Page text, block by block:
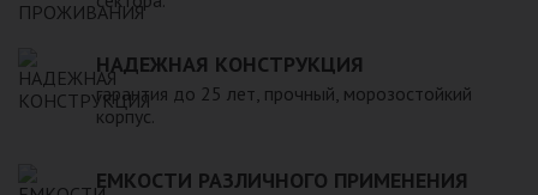
НАДЕЖНАЯ КОНСТРУКЦИЯ
гарантия до 25 лет, прочный, морозостойкий
корпус.
ЕМКОСТИ РАЗЛИЧНОГО ПРИМЕНЕНИЯ